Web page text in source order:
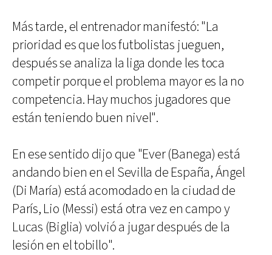
Más tarde, el entrenador manifestó: "La
prioridad es que los futbolistas jueguen,
después se analiza la liga donde les toca
competir porque el problema mayor es la no
competencia. Hay muchos jugadores que
están teniendo buen nivel".
En ese sentido dijo que "Ever (Banega) está
andando bien en el Sevilla de España, Ángel
(Di María) está acomodado en la ciudad de
París, Lio (Messi) está otra vez en campo y
Lucas (Biglia) volvió a jugar después de la
lesión en el tobillo".